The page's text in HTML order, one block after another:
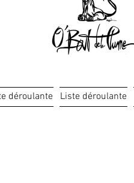
déroulante Liste déroulante